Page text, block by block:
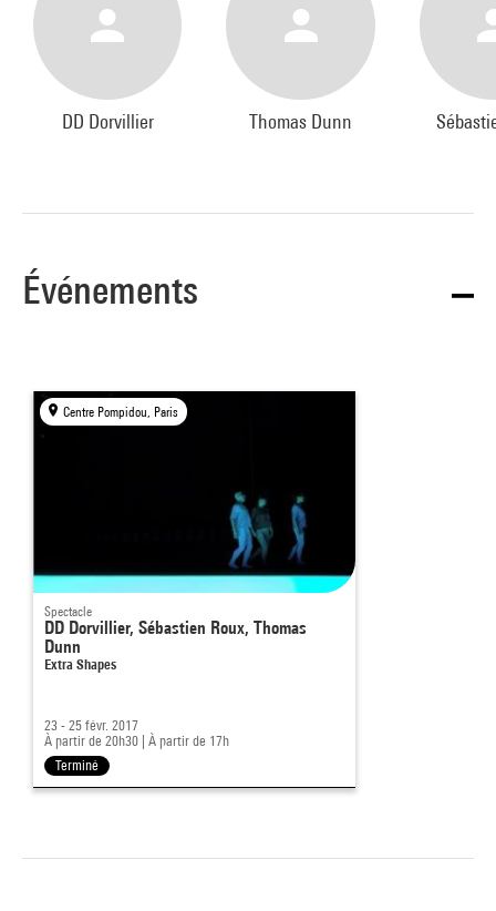
DD Dorvillier Thomas Dunn
Événements
Centre Pompidou, Paris
Spectacle
DD Dorvillier, Sébastien Roux, Thomas
Dunn
Extra Shapes
23 - 25 févr. 2017
À partir de 20h30 À partir de 17h
Terminé